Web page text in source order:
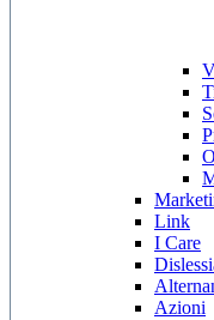
Link
I Care
Azioni